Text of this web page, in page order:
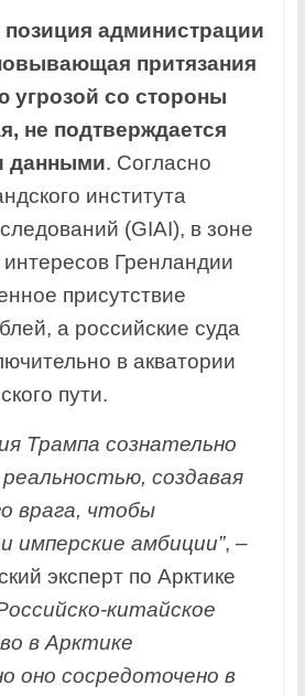
администрации
притязания
угрозой со стороны
не подтверждается
данными. Согласно
института
(GIAI), в зоне
Гренландии
присутствие
а российские суда
в акватории
пути.
Трампа сознательно
создавая
врага, чтобы
имперские амбиции”, –
эксперт по Арктике
китайское
в Арктике
оно сосредоточено в